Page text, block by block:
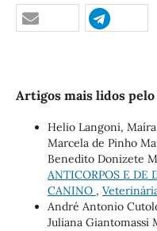
Artigos mais lidos pelo
Helio Langoni,
Marcela de Pinho
Benedito Donizete
ANTICORPOS E DE
CANINO ,
André Antonio
Juliana Giantomassi